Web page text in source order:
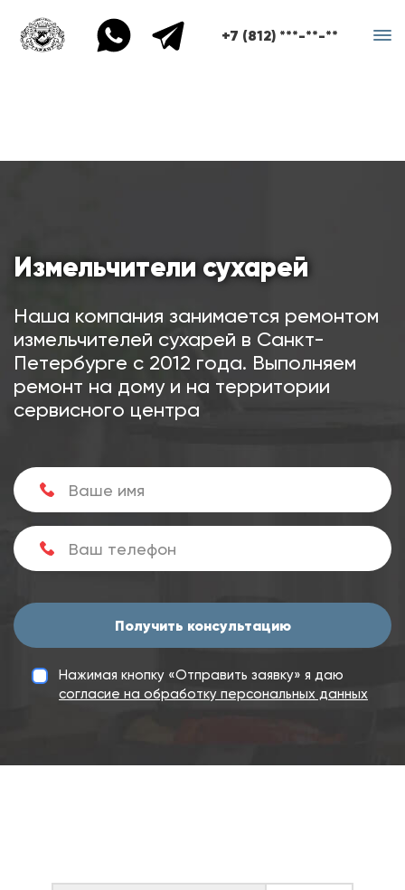
+7 (812) ***-**-**
Измельчители сухарей
Наша компания занимается ремонтом
измельчителей сухарей в Санкт-
Петербурге с 2012 года. Выполняем
ремонт на дому и на территории
сервисного центра
Получить консультацию
Нажимая кнопку «Отправить заявку» я даю
согласие на обработку персональных данных